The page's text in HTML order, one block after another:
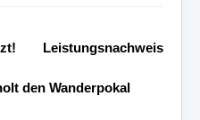
Leistungsnachweis
den Wanderpokal